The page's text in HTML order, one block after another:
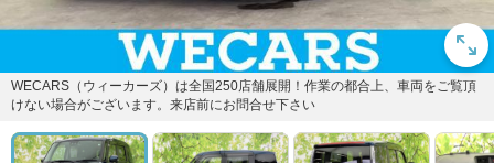
WECARS（ウィーカーズ）は全国250店舗展開！作業の都合上、車両をご覧頂
けない場合がございます。来店前にお問合せ下さい